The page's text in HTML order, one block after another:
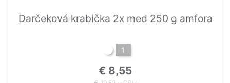
Darčeková krabička 2x med 250 g amfora
1
€ 8,55